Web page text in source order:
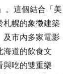
。這個結合「美
札幌的象徵建築
市內多家電影
海道的飲食文
與吃的雙重樂